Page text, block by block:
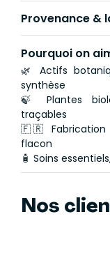
40g / 4 mois
Provenance &
Pourquoi on
🌿 Actifs
synthèse
🍃 Plantes
traçables
🇫🇷 Fabrication
flacon
🧴 Soins
Nos